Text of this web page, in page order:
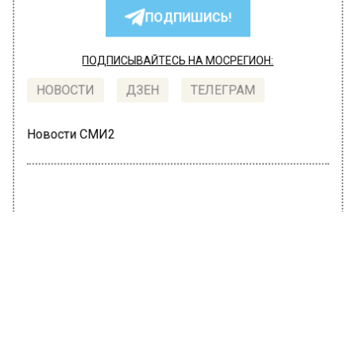
ПОДПИШИСЬ!
ПОДПИСЫВАЙТЕСЬ НА МОСРЕГИОН:
НОВОСТИ ДЗЕН ТЕЛЕГРАМ
Новости СМИ2